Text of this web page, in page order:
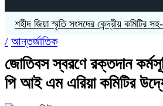
জিয়া স্মৃতি সংসদের কেন্দ্রীয় কমিটির সহ-
/ আন্তর্জাতিক
জোতিবস স্বরণে রক্তদান
পি আই এম এরিয়া কমিটির